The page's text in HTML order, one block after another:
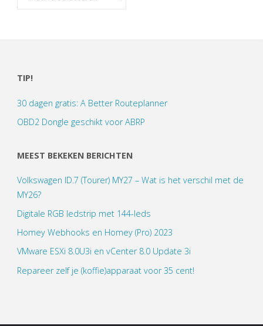
TIP!
30 dagen gratis: A Better Routeplanner
OBD2 Dongle geschikt voor ABRP
MEEST BEKEKEN BERICHTEN
Volkswagen ID.7 (Tourer) MY27 – Wat is het verschil met de
MY26?
Digitale RGB ledstrip met 144-leds
Homey Webhooks en Homey (Pro) 2023
VMware ESXi 8.0U3i en vCenter 8.0 Update 3i
Repareer zelf je (koffie)apparaat voor 35 cent!